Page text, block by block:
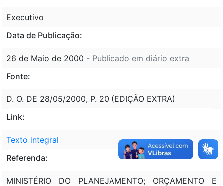
Executivo
Data de Publicação:
26 de Maio de 2000 - Publicado em diário extra
Fonte:
D. O. DE 28/05/2000, P. 20 (EDIÇÃO EXTRA)
Link:
Texto integral
Referenda:
MINISTÉRIO DO PLANEJAMENTO; ORÇAMENTO E